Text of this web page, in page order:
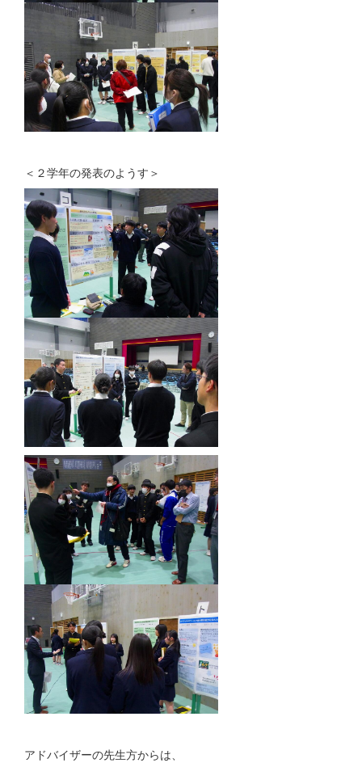
＜２学年の発表のようす＞
アドバイザーの先生方からは、